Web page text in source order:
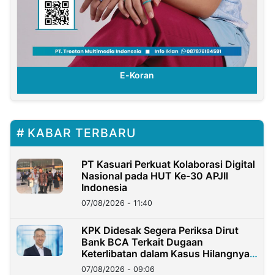
E-Koran
KABAR TERBARU
PT Kasuari Perkuat Kolaborasi Digital
Nasional pada HUT Ke-30 APJII
Indonesia
07/08/2026 - 11:40
KPK Didesak Segera Periksa Dirut
Bank BCA Terkait Dugaan
Keterlibatan dalam Kasus Hilangnya
Dana Nasabah Rp2,58 Miliar
07/08/2026 - 09:06